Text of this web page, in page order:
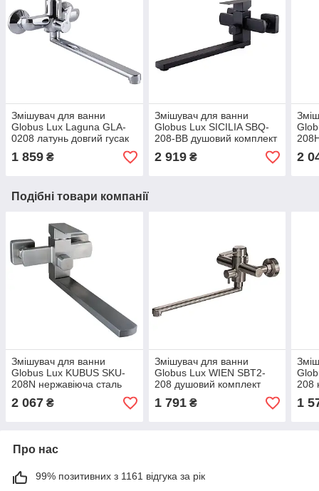
Змішувач для ванни
Globus Lux Laguna GLA-
0208 латунь довгий гусак
35 см
1 859 ₴
Змішувач для ванни
Globus Lux SICILIA SBQ-
208-BB душовий комплект
нержавіюча сталь
2 919₴ 2
Подібні товари компанії
Змішувач для ванни
Globus Lux KUBUS SKU-
208N нержавіюча сталь
2 067 ₴
Змішувач для ванни
Globus Lux WIEN SBT2-
208 душовий комплект
35см
1 791₴
208
1
Про нас
99% позитивних з 1161 відгука за рік